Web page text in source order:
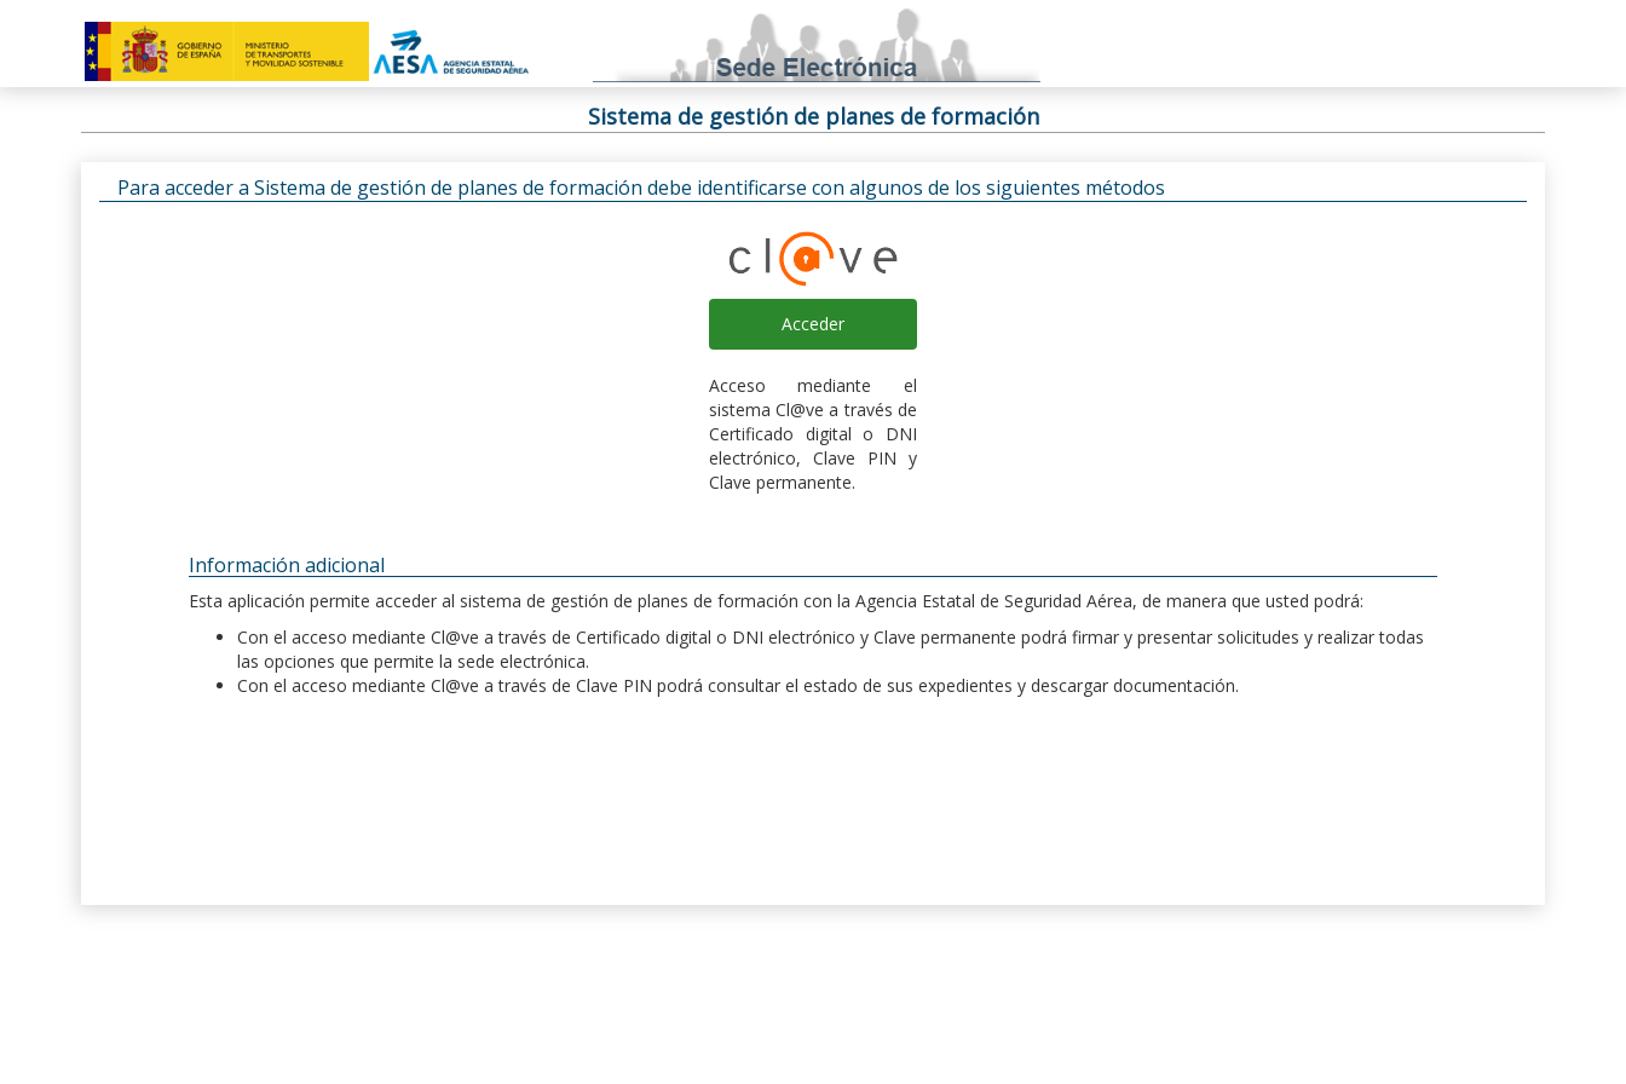
Sistema de gestión de planes de formación
Para acceder a Sistema de gestión de planes de formación debe identificarse con algunos de los siguientes métodos
Acceder
Acceso mediante el
sistema Cl@ve a través de
Certificado digital o DNI
electrónico, Clave PIN y
Clave permanente.
Información adicional
Esta aplicación permite acceder al sistema de gestión de planes de formación con la Agencia Estatal de Seguridad Aérea, de manera que usted podrá:
Con el acceso mediante Cl@ve a través de Certificado digital o DNI electrónico y Clave permanente podrá firmar y presentar solicitudes y realizar todas
las opciones que permite la sede electrónica.
Con el acceso mediante Cl@ve a través de Clave PIN podrá consultar el estado de sus expedientes y descargar documentación.